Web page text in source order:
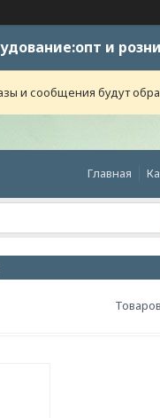
и
и сообщения будут
Главная